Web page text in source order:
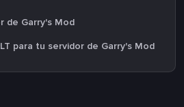
de Garry's Mod
para tu servidor de Garry's Mod